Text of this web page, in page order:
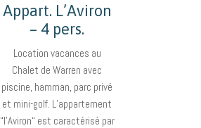
Appart. L’Aviron
– 4 pers.
Location vacances au
Chalet de Warren avec
piscine, hamman, parc privé
et mini-golf. L’appartement
“l’Aviron“ est caractérisé par